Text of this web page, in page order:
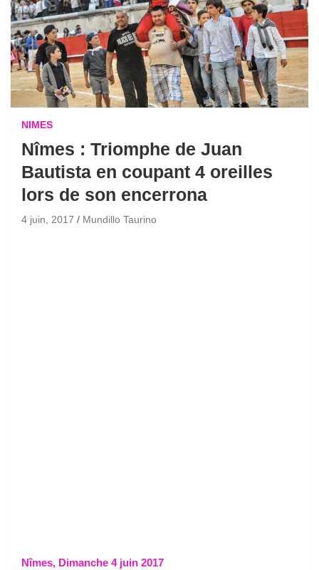
NIMES
Nîmes : Triomphe de Juan
Bautista en coupant 4 oreilles
lors de son encerrona
4 juin, 2017 Mundillo Taurino
Nîmes, Dimanche 4 juin 2017